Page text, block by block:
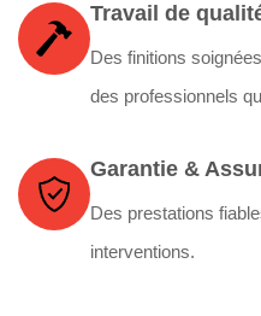
Travail de
Des finitions
des professionnels
Garantie &
Des prestations
interventions.